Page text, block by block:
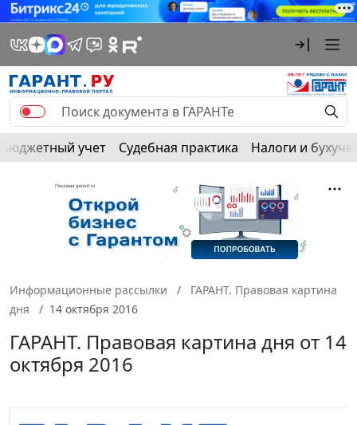
Бюджетный учет Судебная практика Налоги и
Информационные рассылки
ГАРАНТ. Правовая картина
дня
14 октября 2016
ГАРАНТ. Правовая картина дня от 14
октября 2016